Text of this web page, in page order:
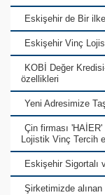
Eskişehir de Bir
Eskişehir Vinç
KOBİ Değer
özellikleri
Yeni Adresimize
Çin firması
Lojistik Vinç Tercih
Eskişehir Sigortalı
Şirketimizde